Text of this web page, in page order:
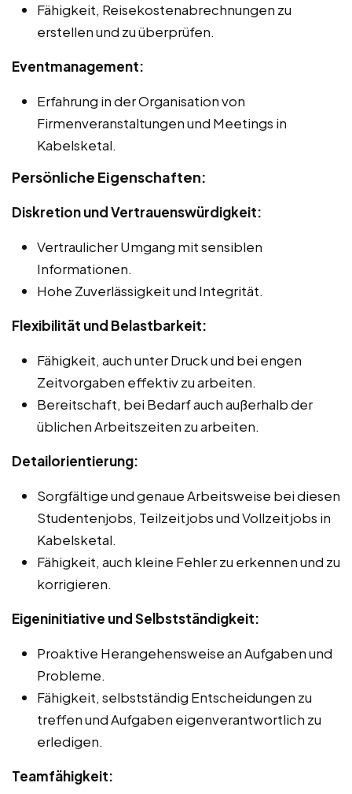
Fähigkeit, Reisekostenabrechnungen zu
erstellen und zu überprüfen.
Eventmanagement:
Erfahrung in der Organisation von
Firmenveranstaltungen und Meetings in
Kabelsketal.
Persönliche Eigenschaften:
Diskretion und Vertrauenswürdigkeit:
Vertraulicher Umgang mit sensiblen
Informationen.
Hohe Zuverlässigkeit und Integrität.
Flexibilität und Belastbarkeit:
Fähigkeit, auch unter Druck und bei engen
Zeitvorgaben effektiv zu arbeiten.
Bereitschaft, bei Bedarf auch außerhalb der
üblichen Arbeitszeiten zu arbeiten.
Detailorientierung:
Sorgfältige und genaue Arbeitsweise bei diesen
Studentenjobs, Teilzeitjobs und Vollzeitjobs in
Kabelsketal.
Fähigkeit, auch kleine Fehler zu erkennen und zu
korrigieren.
Eigeninitiative und Selbstständigkeit:
Proaktive Herangehensweise an Aufgaben und
Probleme.
Fähigkeit, selbstständig Entscheidungen zu
treffen und Aufgaben eigenverantwortlich zu
erledigen.
Teamfähigkeit: